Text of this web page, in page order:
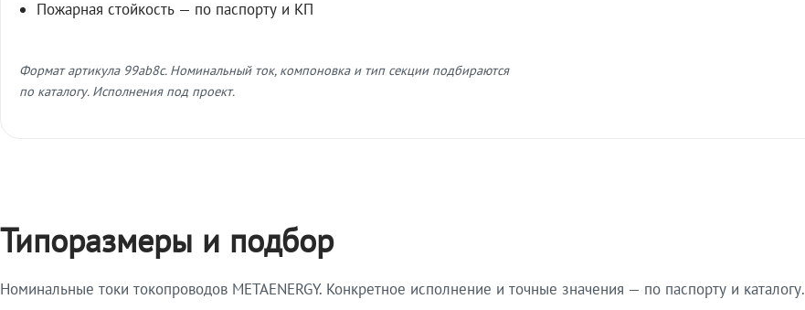
Пожарная стойкость — по паспорту и КП
Формат артикула 99ab8c. Номинальный ток, компоновка и тип секции подбираются
по каталогу. Исполнения под проект.
Типоразмеры и подбор
Номинальные токи токопроводов METAENERGY. Конкретное исполнение и точные значения — по паспорту и каталогу.